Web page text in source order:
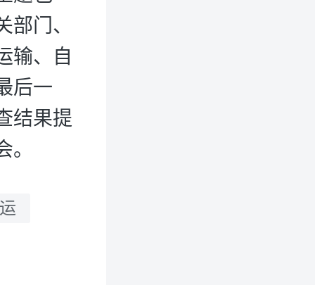
门、
输、自
后一
结果提